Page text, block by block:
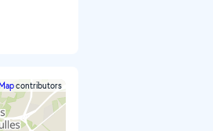
contributors